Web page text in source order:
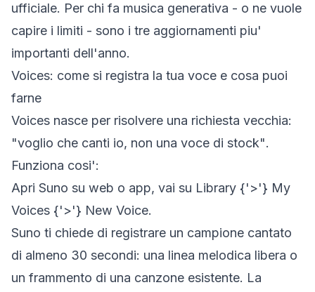
ufficiale. Per chi fa musica generativa - o ne vuole
capire i limiti - sono i tre aggiornamenti piu'
importanti dell'anno.
Voices: come si registra la tua voce e cosa puoi
farne
Voices nasce per risolvere una richiesta vecchia:
"voglio che canti io, non una voce di stock".
Funziona cosi':
Apri Suno su web o app, vai su Library {'>'} My
Voices {'>'} New Voice.
Suno ti chiede di registrare un campione cantato
di almeno 30 secondi: una linea melodica libera o
un frammento di una canzone esistente. La